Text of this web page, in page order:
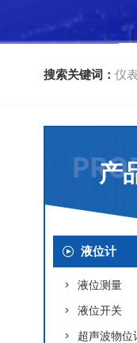
搜索关键词： 仪表
产
液位计
液位测量
液位开关
超声波物位